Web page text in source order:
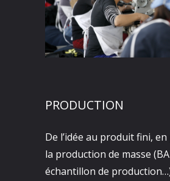
PRODUCTION
De l’idée au produit fini,
la production de masse
échantillon de